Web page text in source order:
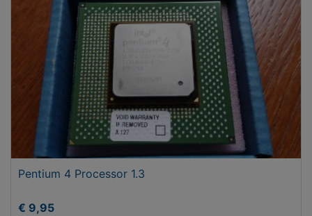
Pentium 4 Processor 1.3
€ 9,95